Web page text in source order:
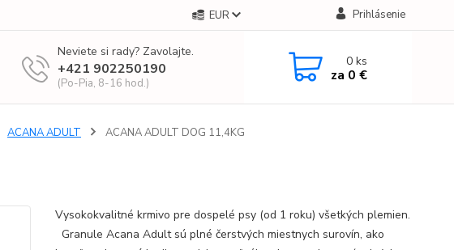
EUR Prihlásenie
Neviete si rady? Zavolajte.
+421 902250190
(Po-Pia, 8-16 hod.)
0ks
za 0 €
ACANA ADULT ACANA ADULT DOG 11,4KG
Vysokokvalitné krmivo pre dospelé psy (od 1 roku) všetkých plemien.
Granule Acana Adult sú plné čerstvých miestnych surovín, ako